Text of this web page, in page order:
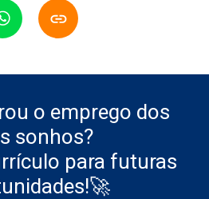
o emprego dos
sonhos?
para futuras